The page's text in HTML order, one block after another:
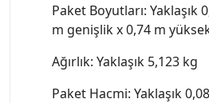
Paket Boyutları: Yaklaşık
m genişlik x 0,74 m
Ağırlık: Yaklaşık 5,123 kg
Paket Hacmi: Yaklaşık